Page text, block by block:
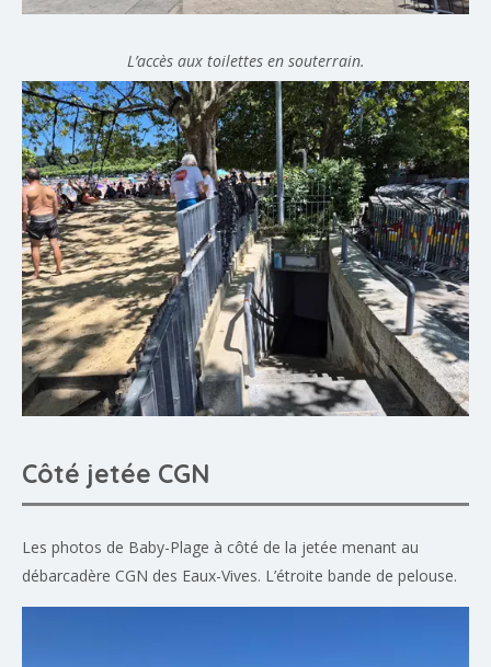
L’accès aux toilettes en souterrain.
Côté jetée CGN
Les photos de Baby-Plage à côté de la jetée menant au
débarcadère CGN des Eaux-Vives. L’étroite bande de pelouse.